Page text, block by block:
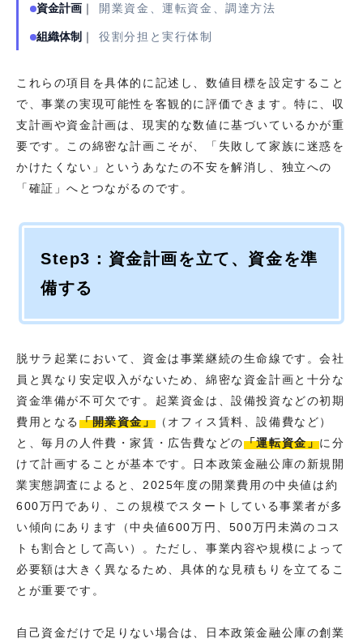
資金計画 ｜ 開業資金、運転資金、調達方法
組織体制 ｜役割分担と実行体制
これらの項目を具体的に記述し、数値目標を設定すること
で、事業の実現可能性を客観的に評価できます。特に、収
支計画や資金計画は、現実的な数値に基づいているかが重
要です。この綿密な計画こそが、「失敗して家族に迷惑を
かけたくない」というあなたの不安を解消し、独立への
「確証」へとつながるのです。
Step3：資金計画を立て、資金を準
備する
脱サラ起業において、資金は事業継続の生命線です。会社
員と異なり安定収入がないため、綿密な資金計画と十分な
資金準備が不可欠です。起業資金は、設備投資などの初期
費用となる 「開業資金」（オフィス賃料、設備費など）
と、毎月の人件費・家賃・広告費などの「運転資金」に分
けて計画することが基本です。日本政策金融公庫の新規開
業実態調査によると、2025年度の開業費用の中央値は約
600万円であり、この規模でスタートしている事業者が多
い傾向にあります（中央値600万円、500万円未満のコス
トも割合として高い）。ただし、事業内容や規模によって
必要額は大きく異なるため、具体的な見積もりを立てるこ
とが重要です。
自己資金だけで足りない場合は、日本政策金融公庫の創業